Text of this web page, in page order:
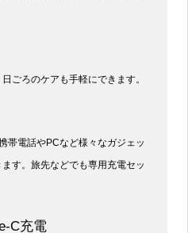
ごろのケアも手軽にできます。
帯電話やPCなど様々なガジェッ
す。旅先などでも専用充電セッ
C充電